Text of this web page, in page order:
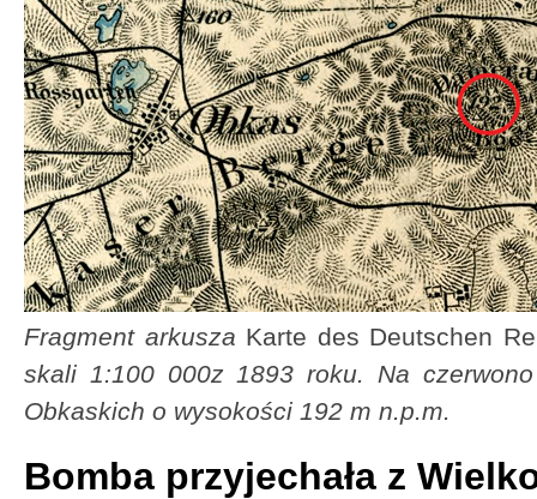
Fragment arkusza Karte des Deutschen
skali 1:100 000z 1893 roku. Na
Obkaskich o wysokości 192 m n.p.m.
Bomba przyjechała z